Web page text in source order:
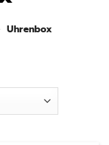
Uhrenbox